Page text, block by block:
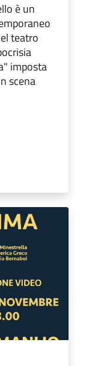
è un
teatro
imposta
scena